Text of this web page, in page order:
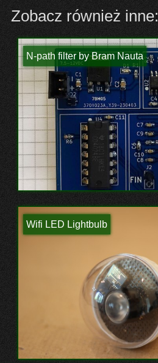
Zobacz również inne:
N-path filter by Bram Nauta
Wifi LED Lightbulb